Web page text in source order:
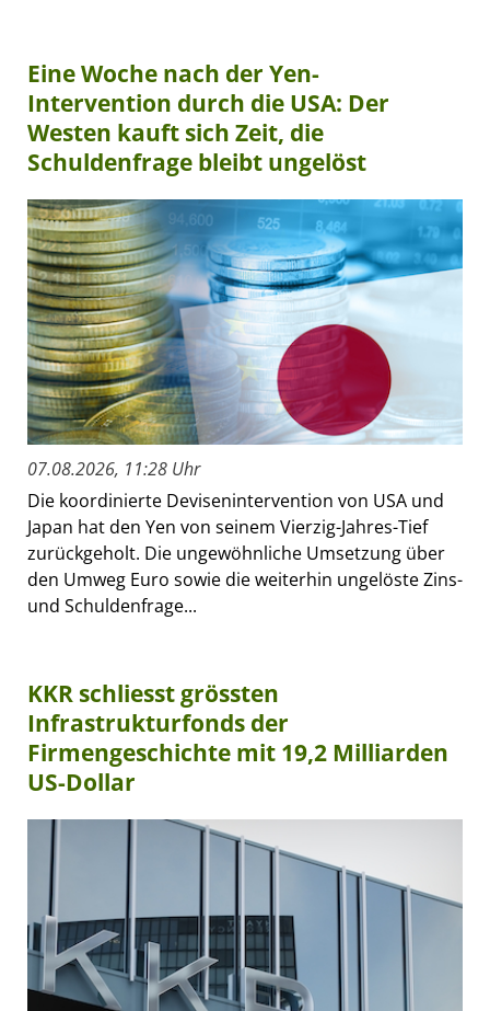
Eine Woche nach der Yen-
Intervention durch die USA: Der
Westen kauft sich Zeit, die
Schuldenfrage bleibt ungelöst
07.08.2026, 11:28 Uhr
Die koordinierte Devisenintervention von USA und
Japan hat den Yen von seinem Vierzig-Jahres-Tief
zurückgeholt. Die ungewöhnliche Umsetzung über
den Umweg Euro sowie die weiterhin ungelöste Zins-
und Schuldenfrage...
KKR schliesst grössten
Infrastrukturfonds der
Firmengeschichte mit 19,2 Milliarden
US-Dollar